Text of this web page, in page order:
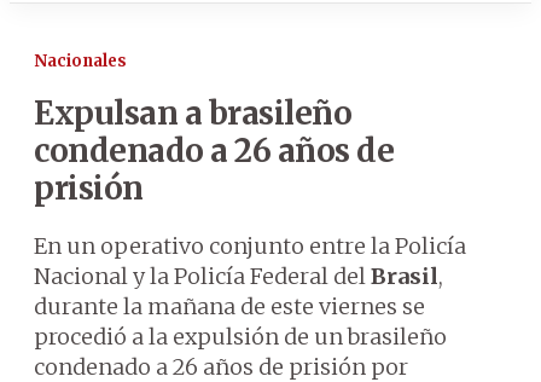
Nacionales
Expulsan a brasileño
condenado a 26 años de
prisión
En un operativo conjunto entre la Policía
Nacional y la Policía Federal delBrasil,
durante la mañana de este viernes se
procedió a la expulsión de un brasileño
condenado a 26 años de prisión por